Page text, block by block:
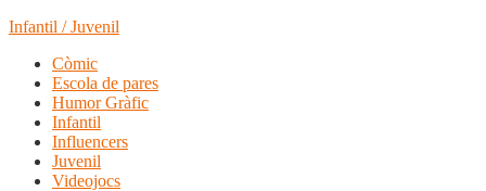
Infantil / Juvenil
Còmic
Escola de pares
Humor Gràfic
Infantil
Influencers
Juvenil
Videojocs